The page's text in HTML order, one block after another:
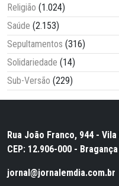
Religião (1.024)
Saúde (2.153)
Sepultamentos (316)
Solidariedade (14)
Sub-Versão (229)
Rua João Franco, 944 -
CEP: 12.906-000 -
jornal@jornalemdia.com.br